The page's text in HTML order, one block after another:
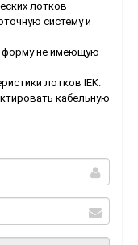
лотков
систему и
форму не имеющую
лотков IEK.
кабельную